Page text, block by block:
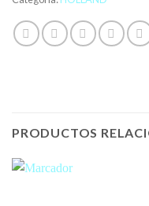
PRODUCTOS